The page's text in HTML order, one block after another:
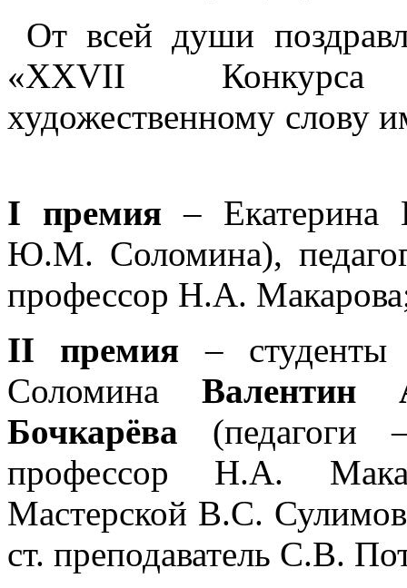
От всей души
«XXVII Конкурса
художественному
I премия – Екатерина
Ю.М. Соломина),
профессор Н.А.
II премия –
Соломина Валентин
Бочкарёва
профессор Н.А.
Мастерской В.С.
ст. преподаватель С.В.